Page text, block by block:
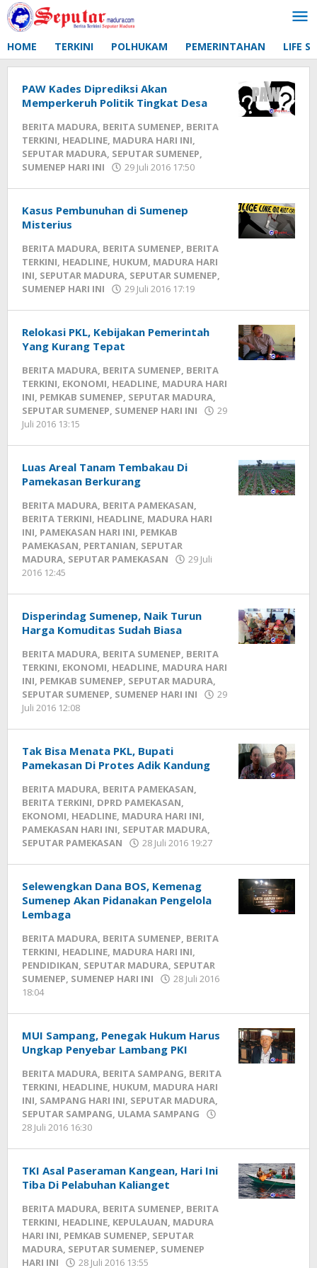
Lewati
ke
HOME TERKINI POLHUKAM PEMERINTAHAN LIFE
PAW Kades Diprediksi Akan
Memperkeruh Politik Tingkat Desa
BERITA MADURA, BERITA SUMENEP, BERITA
TERKINI, HEADLINE, MADURA HARI INI,
SEPUTAR MADURA, SEPUTAR SUMENEP,
SUMENEP HARI INI
29 Juli 2016 17:50
Kasus Pembunuhan di Sumenep
Misterius
BERITA MADURA, BERITA SUMENEP, BERITA
TERKINI, HEADLINE, HUKUM, MADURA HARI
INI, SEPUTAR MADURA, SEPUTAR SUMENEP,
SUMENEP HARI INI
29 Juli 2016 17:19
Relokasi PKL, Kebijakan Pemerintah
Yang Kurang Tepat
BERITA MADURA, BERITA SUMENEP, BERITA
TERKINI, EKONOMI, HEADLINE, MADURA HARI
INI, PEMKAB SUMENEP, SEPUTAR MADURA,
SEPUTAR SUMENEP, SUMENEP HARI INI
29
Juli 2016 13:15
Luas Areal Tanam Tembakau Di
Pamekasan Berkurang
BERITA MADURA, BERITA PAMEKASAN,
BERITA TERKINI, HEADLINE, MADURA HARI
INI, PAMEKASAN HARI INI, PEMKAB
PAMEKASAN, PERTANIAN, SEPUTAR
MADURA, SEPUTAR PAMEKASAN
29 Juli
2016 12:45
Disperindag Sumenep, Naik Turun
Harga Komuditas Sudah Biasa
BERITA MADURA, BERITA SUMENEP, BERITA
TERKINI, EKONOMI, HEADLINE, MADURA HARI
INI, PEMKAB SUMENEP, SEPUTAR MADURA,
SEPUTAR SUMENEP, SUMENEP HARI INI
29
Juli 2016 12:08
Tak Bisa Menata PKL, Bupati
Pamekasan Di Protes Adik Kandung
BERITA MADURA, BERITA PAMEKASAN,
BERITA TERKINI, DPRD PAMEKASAN,
EKONOMI, HEADLINE, MADURA HARI INI,
PAMEKASAN HARI INI, SEPUTAR MADURA,
SEPUTAR PAMEKASAN
28 Juli 2016 19:27
Selewengkan Dana BOS, Kemenag
Sumenep Akan Pidanakan Pengelola
Lembaga
BERITA MADURA, BERITA SUMENEP, BERITA
TERKINI, HEADLINE, MADURA HARI INI,
PENDIDIKAN, SEPUTAR MADURA, SEPUTAR
SUMENEP, SUMENEP HARI INI
28 Juli 2016
18:04
MUI Sampang, Penegak Hukum Harus
Ungkap Penyebar Lambang PKI
BERITA MADURA, BERITA SAMPANG, BERITA
TERKINI, HEADLINE, HUKUM, MADURA HARI
INI, SAMPANG HARI INI, SEPUTAR MADURA,
SEPUTAR SAMPANG, ULAMA SAMPANG
28 Juli 2016 16:30
TKI Asal Paseraman Kangean, Hari Ini
Tiba Di Pelabuhan Kalianget
BERITA MADURA, BERITA SUMENEP, BERITA
TERKINI, HEADLINE, KEPULAUAN, MADURA
HARI INI, PEMKAB SUMENEP, SEPUTAR
MADURA, SEPUTAR SUMENEP, SUMENEP
HARI INI
28 Juli 2016 13:55